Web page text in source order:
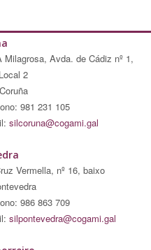
Milagrosa, Avda. de Cádiz nº 1,
2
981 231 105
silcoruna@cogami.gal
Vermella, nº 16, baixo
986 863 709
silpontevedra@cogami.gal